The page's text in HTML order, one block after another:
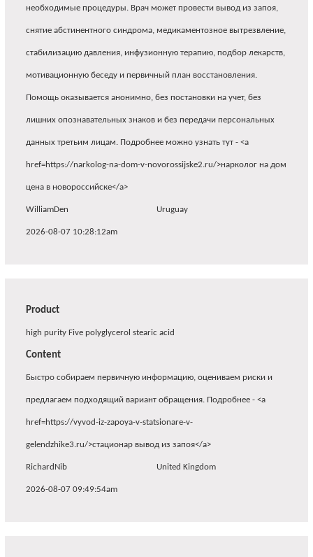
необходимые процедуры. Врач может провести вывод из запоя,
снятие абстинентного синдрома, медикаментозное вытрезвление,
стабилизацию давления, инфузионную терапию, подбор лекарств,
мотивационную беседу и первичный план восстановления.
Помощь оказывается анонимно, без постановки на учет, без
лишних опознавательных знаков и без передачи персональных
данных третьим лицам. Подробнее можно узнать тут - <a
href=https://narkolog-na-dom-v-novorossijske2.ru/>нарколог на дом
цена в новороссийске</a>
WilliamDen Uruguay
2026-08-07 10:28:12am
Product
high purity Five polyglycerol stearic acid
Content
Быстро собираем первичную информацию, оцениваем риски и
предлагаем подходящий вариант обращения. Подробнее - <a
href=https://vyvod-iz-zapoya-v-statsionare-v-
gelendzhike3.ru/>стационар вывод из запоя</a>
RichardNib United Kingdom
2026-08-07 09:49:54am